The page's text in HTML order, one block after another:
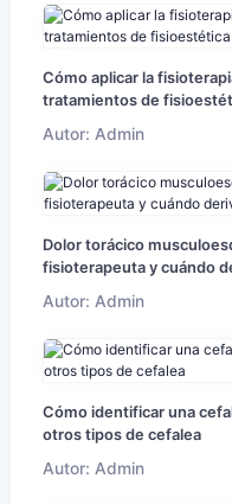
Cómo aplicar la
tratamientos de
Autor: Admin
Dolor torácico
fisioterapeuta y cuándo
Autor: Admin
Cómo identificar una
otros tipos de cefalea
Autor: Admin